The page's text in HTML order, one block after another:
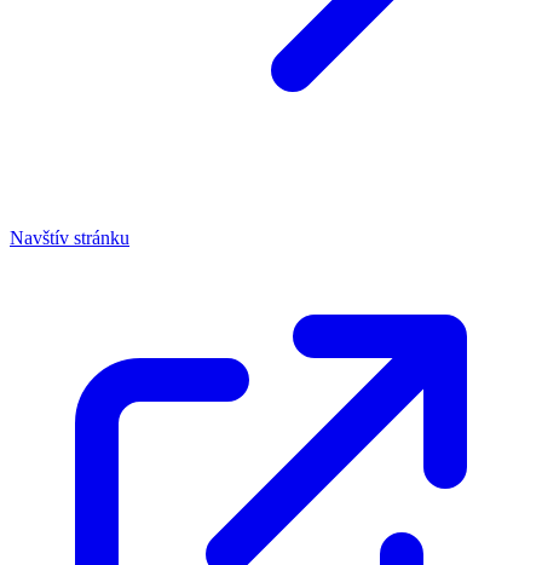
Navštív stránku